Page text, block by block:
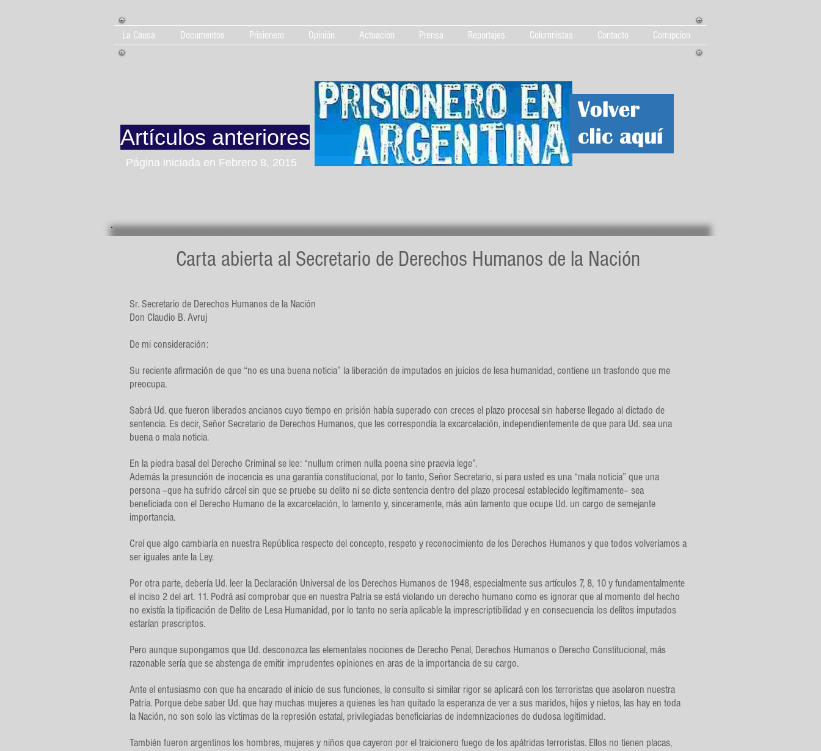
La Causa Documentos Prisionero Opinión Actuacion Prensa Reportajes Columnistas Contacto Corrupcion
Artículos anteriores
Página iniciada en Febrero 8, 2015
Carta abierta al Secretario de Derechos Humanos de la Nación
Sr. Secretario de Derechos Humanos de la Nación
Don Claudio B. Avruj
De mi consideración:
Su reciente afirmación de que “no es una buena noticia” la liberación de imputados en juicios de lesa humanidad, contiene un trasfondo que me
preocupa.
Sabrá Ud. que fueron liberados ancianos cuyo tiempo en prisión había superado con creces el plazo procesal sin haberse llegado al dictado de
sentencia. Es decir, Señor Secretario de Derechos Humanos, que les correspondía la excarcelación, independientemente de que para Ud. sea una
buena o mala noticia.
En la piedra basal del Derecho Criminal se lee: “nullum crimen nulla poena sine praevia lege”.
Además la presunción de inocencia es una garantía constitucional, por lo tanto, Señor Secretario, si para usted es una “mala noticia” que una
persona –que ha sufrido cárcel sin que se pruebe su delito ni se dicte sentencia dentro del plazo procesal establecido legítimamente– sea
beneficiada con el Derecho Humano de la excarcelación, lo lamento y, sinceramente, más aún lamento que ocupe Ud. un cargo de semejante
importancia.
Creí que algo cambiaría en nuestra República respecto del concepto, respeto y reconocimiento de los Derechos Humanos y que todos volveríamos a
ser iguales ante la Ley.
Por otra parte, debería Ud. leer la Declaración Universal de los Derechos Humanos de 1948, especialmente sus artículos 7, 8, 10 y fundamentalmente
el inciso 2 del art. 11. Podrá así comprobar que en nuestra Patria se está violando un derecho humano como es ignorar que al momento del hecho
no existía la tipificación de Delito de Lesa Humanidad, por lo tanto no sería aplicable la imprescriptibilidad y en consecuencia los delitos imputados
estarían prescriptos.
Pero aunque supongamos que Ud. desconozca las elementales nociones de Derecho Penal, Derechos Humanos o Derecho Constitucional, más
razonable sería que se abstenga de emitir imprudentes opiniones en aras de la importancia de su cargo.
Ante el entusiasmo con que ha encarado el inicio de sus funciones, le consulto si similar rigor se aplicará con los terroristas que asolaron nuestra
Patria. Porque debe saber Ud. que hay muchas mujeres a quienes les han quitado la esperanza de ver a sus maridos, hijos y nietos, las hay en toda
la Nación, no son solo las víctimas de la represión estatal, privilegiadas beneficiarias de indemnizaciones de dudosa legitimidad.
También fueron argentinos los hombres, mujeres y niños que cayeron por el traicionero fuego de los apátridas terroristas. Ellos no tienen placas,